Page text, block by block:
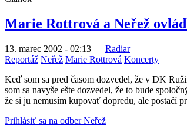
Marie Rottrová a Neřež
13. marec 2002 - 02:13 — Radiar
Reportáž Neřež Marie Rottrová Koncerty
Keď som sa pred časom dozvedel, že v DK
som sa navyše ešte dozvedel, že to bude
že si ju nemusím kupovať dopredu, ale postačí
Prihlásiť sa na odber Neřež